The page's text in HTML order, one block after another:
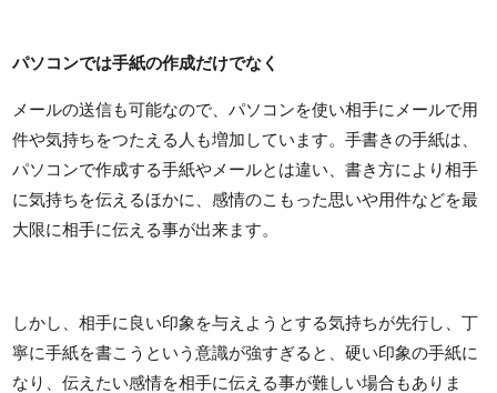
パソコンでは手紙の作成だけでなく
メールの送信も可能なので、パソコンを使い相手にメールで用
件や気持ちをつたえる人も増加しています。手書きの手紙は、
パソコンで作成する手紙やメールとは違い、書き方により相手
に気持ちを伝えるほかに、感情のこもった思いや用件などを最
大限に相手に伝える事が出来ます。
しかし、相手に良い印象を与えようとする気持ちが先行し、丁
寧に手紙を書こうという意識が強すぎると、硬い印象の手紙に
なり、伝えたい感情を相手に伝える事が難しい場合もありま